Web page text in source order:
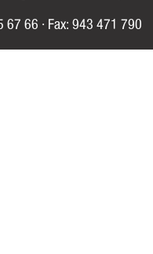
66 · Fax: 943 471 790